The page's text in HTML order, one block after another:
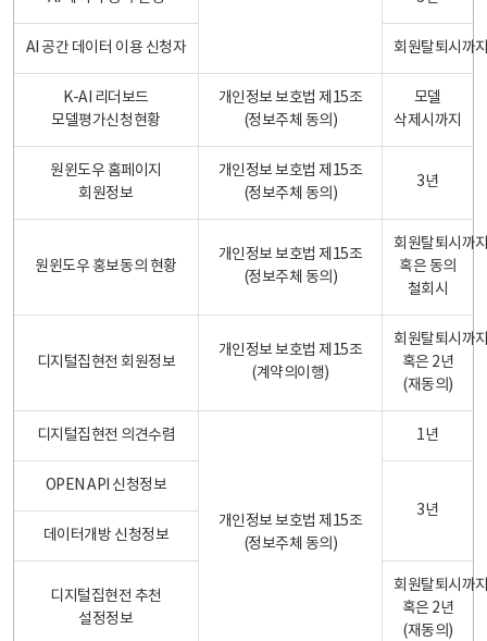
AI 공간 데이터 이용 신청자 회원탈퇴시까
K-AI 리더보드
모델평가신청현황
개인정보 보호법 제15조
(정보주체 동의)
모델
삭제시까지
원윈도우 홈페이지
회원정보
개인정보 보호법 제15조
(정보주체 동의)
3년
원윈도우 홍보동의 현황
개인정보 보호법 제15조
(정보주체 동의)
회원탈퇴시까
혹은 동의
철회시
디지털집현전 회원정보
개인정보 보호법 제15조
(계약의이행)
회원탈퇴시까
혹은 2년
(재동의)
디지털집현전 의견수렴
개인정보 보호법 제15조
(정보주체 동의)
1년
OPEN API 신청정보
3년
데이터개방 신청정보
디지털집현전 추천
설정정보
회원탈퇴시까
혹은 2년
(재동의)